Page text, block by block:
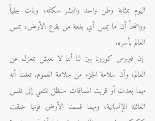
اليوم بمثابة وطن واحد والبشر سكانه، وبات جلياً
وواضحاً أن ما يمس أي بقعة من بقاع الأرض، يمس
العالم بأسره.
إن فيروس كورونا بين لنا أننا لا نعيش بمعزل عن
العالم، وأن سلامة الجزء من سلامة العموم. تعلمنا أنه
مهما بعدت أو قربت المسافات سنظل ننتمي إلى نفس
العائلة الإنسانية، ومهما قسمنا الأرض فإنها خلقت